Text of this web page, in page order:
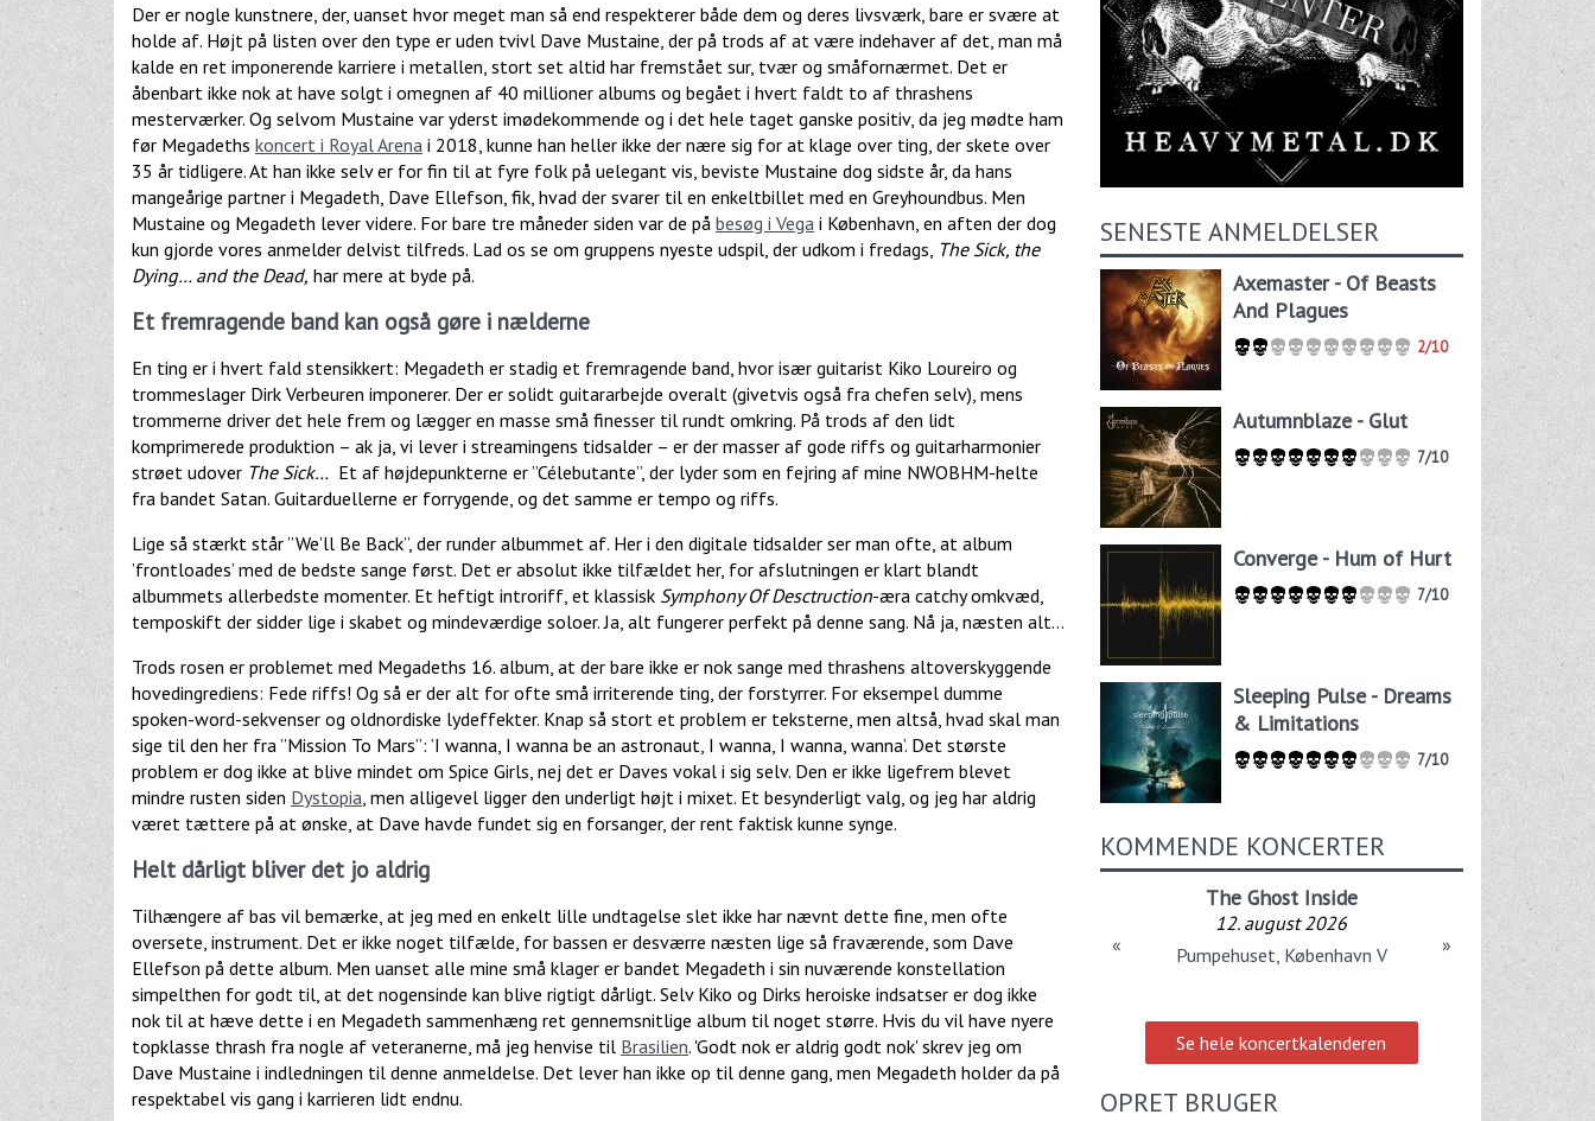
Der er nogle kunstnere, der, uanset hvor meget man så end respekterer både dem og deres livsværk, bare er svære at
holde af. Højt på listen over den type er uden tvivl Dave Mustaine, der på trods af at være indehaver af det, man må
kalde en ret imponerende karriere i metallen, stort set altid har fremstået sur, tvær og småfornærmet. Det er
åbenbart ikke nok at have solgt i omegnen af 40 millioner albums og begået i hvert faldt to af thrashens
mesterværker. Og selvom Mustaine var yderst imødekommende og i det hele taget ganske positiv, da jeg mødte ham
før Megadeths koncert i Royal Arena i 2018, kunne han heller ikke der nære sig for at klage over ting, der skete over
35 år tidligere. At han ikke selv er for fin til at fyre folk på uelegant vis, beviste Mustaine dog sidste år, da hans
mangeårige partner i Megadeth, Dave Ellefson, fik, hvad der svarer til en enkeltbillet med en Greyhoundbus. Men
Mustaine og Megadeth lever videre. For bare tre måneder siden var de på besøg i Vega i København, en aften der dog
kun gjorde vores anmelder delvist tilfreds. Lad os se om gruppens nyeste udspil, der udkom i fredags, The Sick, the
Dying… and the Dead, har mere at byde på.
Et fremragende band kan også gøre i nælderne
En ting er i hvert fald stensikkert: Megadeth er stadig et fremragende band, hvor især guitarist Kiko Loureiro og
trommeslager Dirk Verbeuren imponerer. Der er solidt guitararbejde overalt (givetvis også fra chefen selv), mens
trommerne driver det hele frem og lægger en masse små finesser til rundt omkring. På trods af den lidt
komprimerede produktion – ak ja, vi lever i streamingens tidsalder – er der masser af gode riffs og guitarharmonier
strøet udover The Sick… Et af højdepunkterne er ”Célebutante”, der lyder som en fejring af mine NWOBHM-helte
fra bandet Satan. Guitarduellerne er forrygende, og det samme er tempo og riffs.
Lige så stærkt står ”We’ll Be Back”, der runder albummet af. Her i den digitale tidsalder ser man ofte, at album
’frontloades’ med de bedste sange først. Det er absolut ikke tilfældet her, for afslutningen er klart blandt
albummets allerbedste momenter. Et heftigt introriff, et klassisk Symphony Of Desctruction-æra catchy omkvæd,
temposkift der sidder lige i skabet og mindeværdige soloer. Ja, alt fungerer perfekt på denne sang. Nå ja, næsten alt…
Trods rosen er problemet med Megadeths 16. album, at der bare ikke er nok sange med thrashens altoverskyggende
hovedingrediens: Fede riffs! Og så er der alt for ofte små irriterende ting, der forstyrrer. For eksempel dumme
spoken-word-sekvenser og oldnordiske lydeffekter. Knap så stort et problem er teksterne, men altså, hvad skal man
sige til den her fra ”Mission To Mars”: ’I wanna, I wanna be an astronaut, I wanna, I wanna, wanna’. Det største
problem er dog ikke at blive mindet om Spice Girls, nej det er Daves vokal i sig selv. Den er ikke ligefrem blevet
mindre rusten siden Dystopia , men alligevel ligger den underligt højt i mixet. Et besynderligt valg, og jeg har aldrig
været tættere på at ønske, at Dave havde fundet sig en forsanger, der rent faktisk kunne synge.
Helt dårligt bliver det jo aldrig
Tilhængere af bas vil bemærke, at jeg med en enkelt lille undtagelse slet ikke har nævnt dette fine, men ofte
oversete, instrument. Det er ikke noget tilfælde, for bassen er desværre næsten lige så fraværende, som Dave
Ellefson på dette album. Men uanset alle mine små klager er bandet Megadeth i sin nuværende konstellation
simpelthen for godt til, at det nogensinde kan blive rigtigt dårligt. Selv Kiko og Dirks heroiske indsatser er dog ikke
nok til at hæve dette i en Megadeth sammenhæng ret gennemsnitlige album til noget større. Hvis du vil have nyere
topklasse thrash fra nogle af veteranerne, må jeg henvise til Brasilien. 'Godt nok er aldrig godt nok' skrev jeg om
Dave Mustaine i indledningen til denne anmeldelse. Det lever han ikke op til denne gang, men Megadeth holder da på
respektabel vis gang i karrieren lidt endnu.
SENESTE ANMELDELSER
Axemaster - Of Beasts
And Plagues
2/10
Autumnblaze - Glut
7/10
Converge - Hum of Hurt
7/10
Sleeping Pulse - Dreams
& Limitations
7/10
KOMMENDE KONCERTER
The Ghost Inside
12. august 2026
Pumpehuset, København V
« »
Se hele koncertkalenderen
OPRET BRUGER